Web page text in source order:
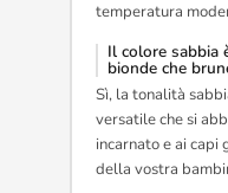
temperatura
Il colore sabbia
bionde che
Sì, la tonalità
versatile che si
incarnato e ai capi
della vostra